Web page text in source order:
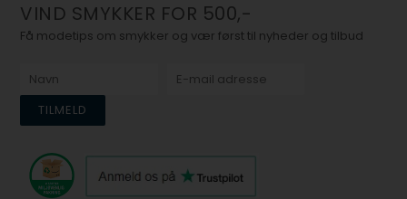
VIND SMYKKER FOR 500,-
Få modetips om smykker og vær først til nyheder og tilbud